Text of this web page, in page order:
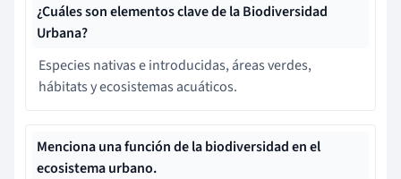
¿Cuáles son elementos clave de la Biodiversidad
Urbana?
Especies nativas e introducidas, áreas verdes,
hábitats y ecosistemas acuáticos.
Menciona una función de la biodiversidad en el
ecosistema urbano.